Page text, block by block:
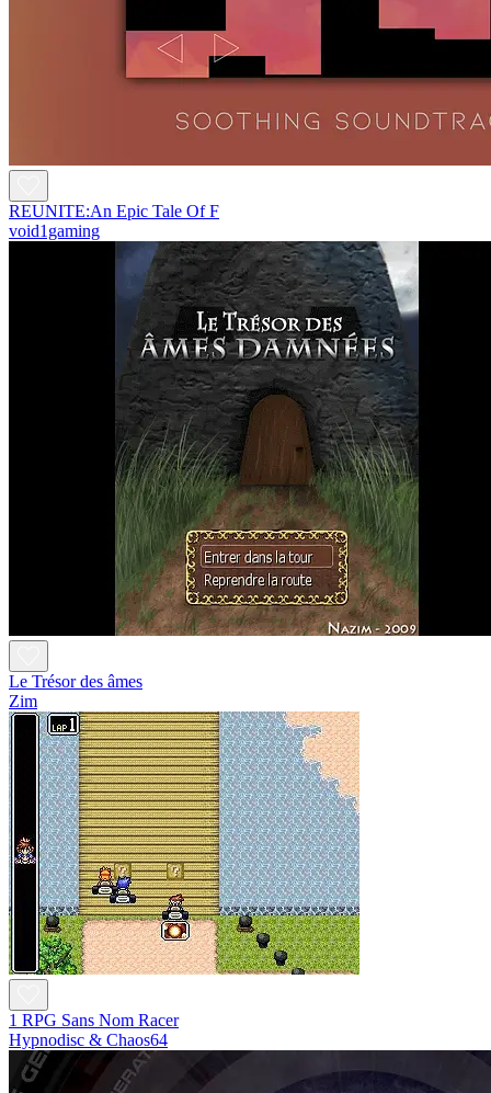
REUNITE:An Epic Tale Of F
void1gaming
Le Trésor des âmes
Zim
1 RPG Sans Nom Racer
Hypnodisc & Chaos64